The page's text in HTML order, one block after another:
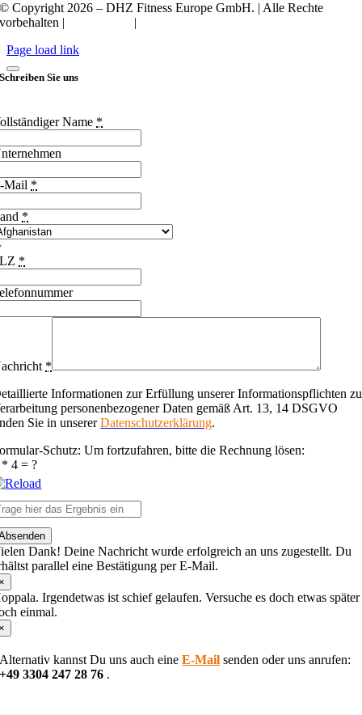
© Copyright 2026 – DHZ Fitness Europe GmbH. | Alle Rechte
vorbehalten |
|
Page load link
Schreiben Sie uns
Name *
Mail *
*
*
*
Informationen zur Erfüllung unserer Informationspflichten
personenbezogener Daten gemäß Art. 13, 14 DSGVO
Sie in unsererDatenschutzerklärung.
Schutz: Um fortzufahren, bitte die Rechnung lösen:
* 4 = ?
Dank! Deine Nachricht wurde erfolgreich an uns zugestellt. Du
parallel eine Bestätigung per E-Mail.
Irgendetwas ist schief gelaufen. Versuche es doch etwas später
einmal.
Alternativ kannst Du uns auch eineE-Mail senden oder uns anrufen:
+49 3304 247 28 76 .